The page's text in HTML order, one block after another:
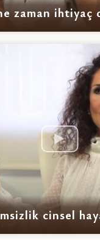
zaman ihtiyaç
cinsel